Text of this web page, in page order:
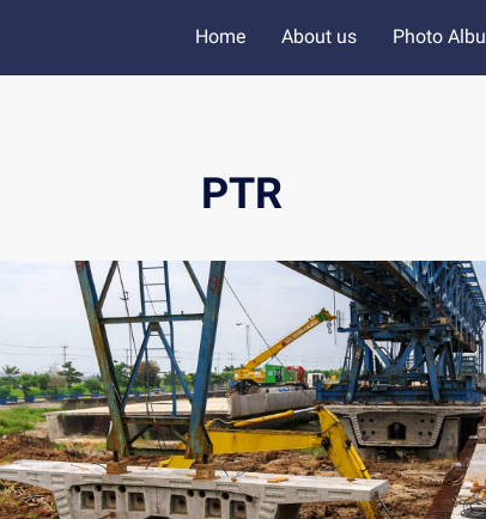
Home About us Photo
PTR
งานการติดตั้ง BOX Segment
สะพานข้ามทางรถไฟ แยกทล. 3168 บ้านบ่อนอก ต.บ่อนอก
อ.เมือง จ.ประจวบคีรีขันธ์